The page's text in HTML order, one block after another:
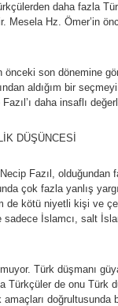
daha fazla
Mesela Hz. Ömer’in
önceki son dönemine
aldığım bir
daha insaflı
DÜŞÜNCESİ
Fazıl, olduğundan
çok fazla yanlış
de kötü niyetli kişi ve
İslamcı, salt
Türk düşmanı
Türkçüler de onu Türk
doğrultusunda